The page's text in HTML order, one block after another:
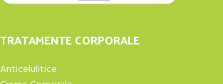
TRATAMENTE CORPORALE
Anticelulitice